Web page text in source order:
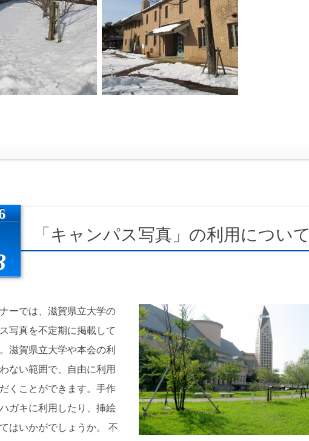
「キャンパス写真」の利用について
ーでは、滋賀県立大学の
写真を不定期に掲載して
滋賀県立大学や本会の利
ない範囲で、自由に利用
くことができます。手作
ガキに利用したり、挿絵
はいかがでしょうか。 不